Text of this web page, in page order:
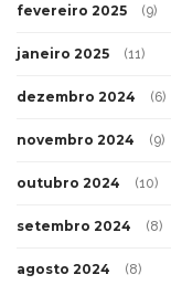
fevereiro 2025 (9)
janeiro 2025 (11)
dezembro 2024 (6)
novembro 2024 (9)
outubro 2024 (10)
setembro 2024 (8)
agosto 2024 (8)